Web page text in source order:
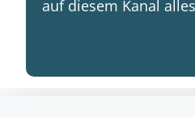
auf diesem Kanal